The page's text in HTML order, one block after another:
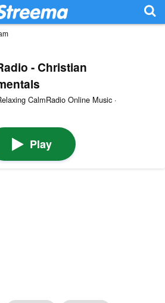
- Christian
CalmRadio Online Music ·
Play